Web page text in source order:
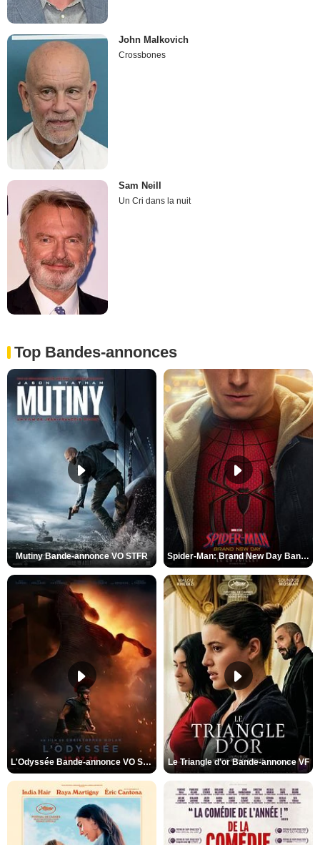
John Malkovich
Crossbones
Sam Neill
Un Cri dans la nuit
Top Bandes-annonces
Mutiny Bande-annonce VO STFR Spider-Man: Brand New Day Bande-annonce VO STFR
L'Odyssée Bande-annonce VO STFR Le Triangle d'or Bande-annonce VF